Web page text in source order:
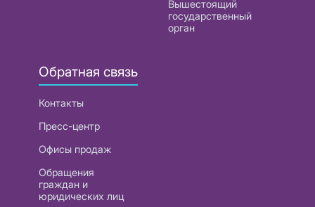
Вышестоящий
государственный
орган
Обратная связь
Контакты
Пресс-центр
Офисы продаж
Обращения
граждан и
юридических лиц